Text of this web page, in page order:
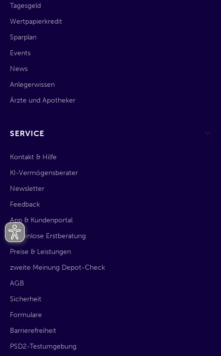
Tagesgeld
Wertpapierkredit
Sparplan
Events
News
Anlegerwissen
Ärzte und Apotheker
SERVICE
Kontakt & Hilfe
KI-Vermögensberater
Newsletter
Feedback
App & Kundenportal
kostenlose Erstberatung
Preise & Leistungen
zweite Meinung Depot-Check
AGB
Sicherheit
Formulare
Barrierefreiheit
PSD2-Testumgebung